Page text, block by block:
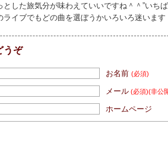
とした旅気分が味わえていいですね＾＾”いち
ライブでもどの曲を選ぼうかいろいろ迷います
うぞ
お名前 (必須)
メール (必須)(非公
ホームページ